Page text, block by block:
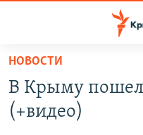
Вернуться
основному
содержанию
СПЕЦПРОЕКТЫ
ВОДА
НОВОСТИ
В Крыму пошел
(+видео)